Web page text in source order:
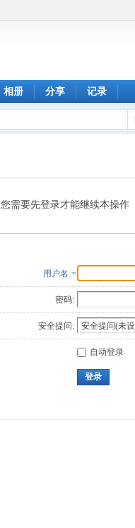
相册 分享 记录
您需要先登录才能继续本操作
用户名
密码:
安全提问:
自动登录
登录